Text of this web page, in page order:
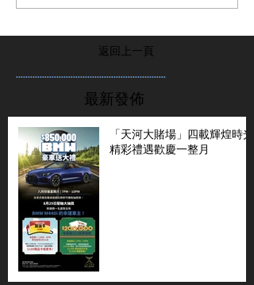
返回上一頁
...............................................................
最新發佈
「天河大賭場」四載輝煌時光
精彩禮遇歡慶一整月